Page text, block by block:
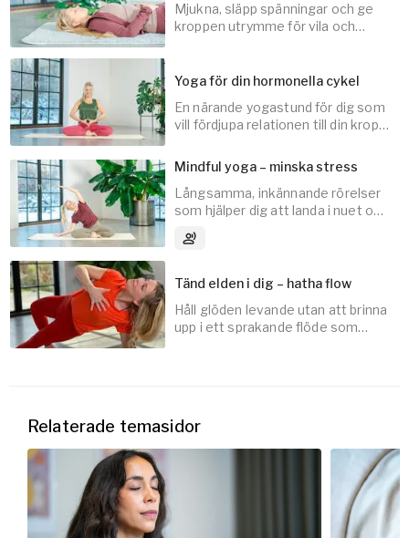
30min
min
Mjukna, släpp spänningar och ge
kroppen utrymme för vila och
30min
Yoga för din hormonella cykel
En närande yogastund för dig som
vill fördjupa relationen till din kropp
30min
Mindful yoga – minska stress
Långsamma, inkännande rörelser
som hjälper dig att landa i nuet och
släppa taget om stress.
3 Ljudspår
30 min
Tänd elden i dig – hatha flow
Håll glöden levande utan att brinna
upp i ett sprakande flöde som
Relaterade temasidor